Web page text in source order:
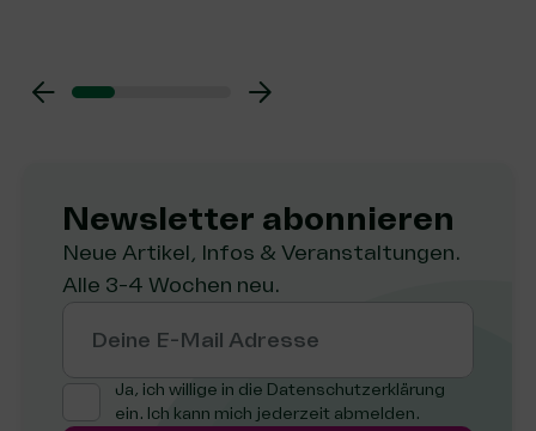
Newsletter abon­nie­ren
Neue Artikel, Infos & Veranstaltungen.
Alle 3-4 Wochen neu.
Deine E-Mail Adresse
Ja, ich willige in die Datenschutzerklärung
ein. Ich kann mich jederzeit abmelden.